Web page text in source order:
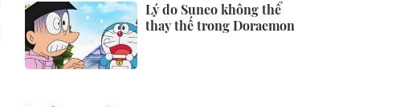
Lý do Suneo không thể
thay thế trong Doraemon